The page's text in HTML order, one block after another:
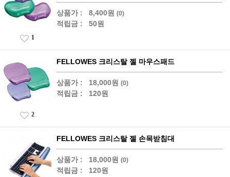
상품가 : 8,400원 (0)
적립금 : 50원
1
FELLOWES 크리스탈 젤 마우스패드
상품가 : 18,000원 (0)
적립금 : 120원
2
FELLOWES 크리스탈 젤 손목받침대
상품가 : 18,000원 (0)
적립금 : 120원